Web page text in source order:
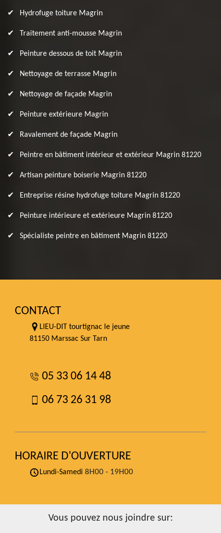
Hydrofuge toiture Magrin
Traitement anti-mousse Magrin
Peinture dessous de toit Magrin
Nettoyage de terrasse Magrin
Nettoyage de façade Magrin
Peinture extérieure Magrin
Ravalement de façade Magrin
Peintre en bâtiment intérieur et extérieur Magrin 81220
Artisan peinture boiserie Magrin 81220
Entreprise résine hydrofuge toiture Magrin 81220
Peinture intérieure et extérieure Magrin 81220
Spécialiste peintre en bâtiment Magrin 81220
CONTACT
LIEU-DIT tourtignac le jeune
81150 Marssac Sur Tarn
05 33 06 14 48
06 73 26 31 98
HORAIRE D'OUVERTURE
Lundi-Samedi 8H00 - 19H00
Vous pouvez nous joindre sur: